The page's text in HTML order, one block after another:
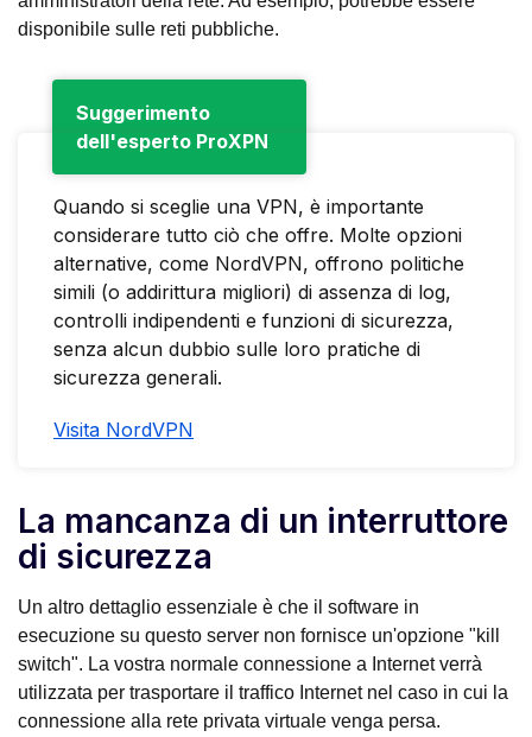
disponibile sulle reti pubbliche.
Suggerimento
dell'esperto ProXPN
Quando si sceglie una VPN, è importante
considerare tutto ciò che offre. Molte opzioni
alternative, come NordVPN, offrono politiche
simili (o addirittura migliori) di assenza di log,
controlli indipendenti e funzioni di sicurezza,
senza alcun dubbio sulle loro pratiche di
sicurezza generali.
Visita NordVPN
La mancanza di un interruttore
di sicurezza
Un altro dettaglio essenziale è che il software in
esecuzione su questo server non fornisce un'opzione "kill
switch". La vostra normale connessione a Internet verrà
utilizzata per trasportare il traffico Internet nel caso in cui la
connessione alla rete privata virtuale venga persa.